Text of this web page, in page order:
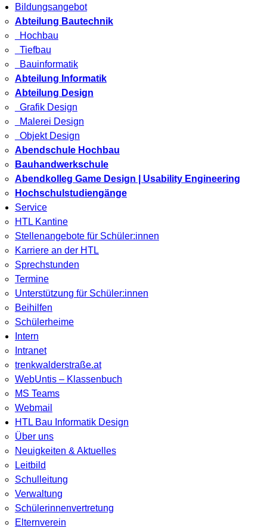
Bildungsangebot
Abteilung Bautechnik
Hochbau
Tiefbau
Bauinformatik
Abteilung Informatik
Abteilung Design
Grafik Design
Malerei Design
Objekt Design
Abendschule Hochbau
Bauhandwerkschule
Abendkolleg Game Design | Usability Engineering
Hochschulstudiengänge
Service
HTL Kantine
Stellenangebote für Schüler:innen
Karriere an der HTL
Sprechstunden
Termine
Unterstützung für Schüler:innen
Beihilfen
Schülerheime
Intern
Intranet
trenkwalderstraße.at
WebUntis – Klassenbuch
MS Teams
Webmail
HTL Bau Informatik Design
Über uns
Neuigkeiten & Aktuelles
Leitbild
Schulleitung
Verwaltung
Schülerinnenvertretung
Elternverein